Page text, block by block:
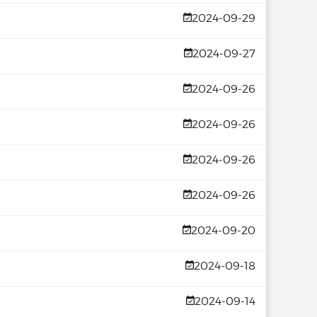
2024-09-29
2024-09-27
2024-09-26
2024-09-26
2024-09-26
2024-09-26
2024-09-20
2024-09-18
2024-09-14